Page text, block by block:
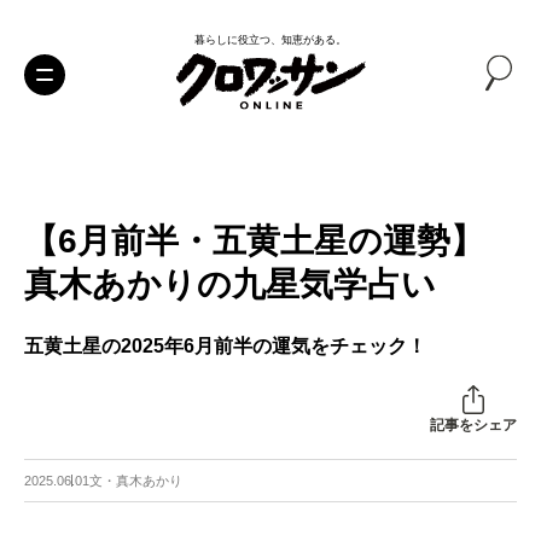
暮らしに役立つ、知恵がある。
【6月前半・五黄土星の運勢】
真木あかりの九星気学占い
五黄土星の2025年6月前半の運気をチェック！
記事をシェア
2025.06.01文・真木あかり